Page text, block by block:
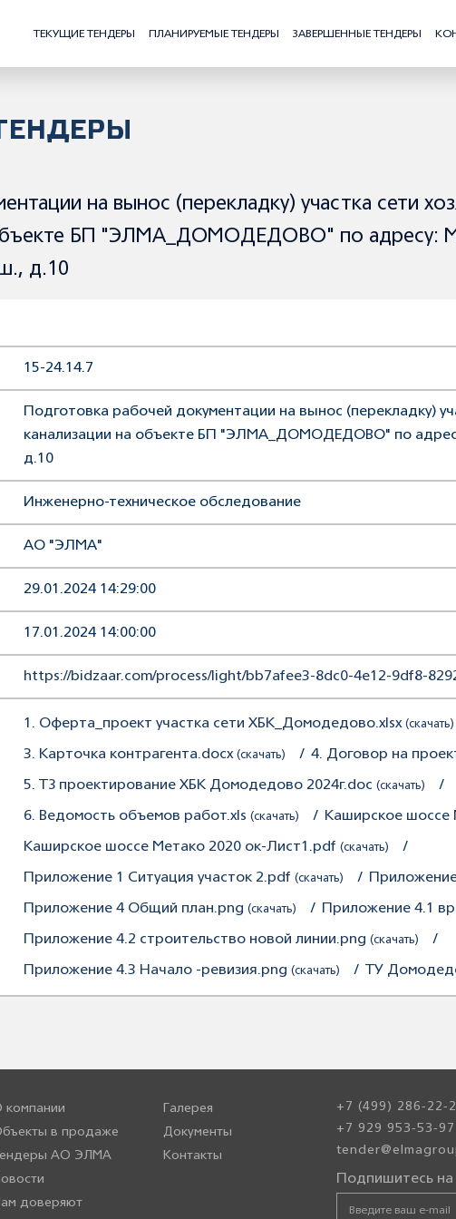
ТЕКУЩИЕ ТЕНДЕРЫ ПЛАНИРУЕМЫЕ ТЕНДЕРЫ ЗАВЕРШЕННЫЕ ТЕНДЕРЫ
на вынос (перекладку) участка сети
объекте БП "ЭЛМА_ДОМОДЕДОВО" по адресу:
д.10
15-24.14.7
Подготовка рабочей документации на вынос (перекладку)
канализации на объекте БП "ЭЛМА_ДОМОДЕДОВО" по
д.10
Инженерно-техническое обследование
АО "ЭЛМА"
29.01.2024 14:29:00
17.01.2024 14:00:00
https://bidzaar.com/process/light/bb7afee3-8dc0-4e12-9df8-
1. Оферта_проект участка сети ХБК_Домодедово.xlsx (скачать)
3. Карточка контрагента.docx (скачать) / 4. Договор на
5. ТЗ проектирование ХБК Домодедово 2024г.doc (скачать) /
6. Ведомость объемов работ.xls (скачать) / Каширское шоссе
Каширское шоссе Метако 2020 ок-Лист1.pdf (скачать) /
Приложение 1 Ситуация участок 2.pdf (скачать) /
Приложение 4 Общий план.png (скачать) / Приложение 4.1
Приложение 4.2 строительство новой линии.png (скачать) /
Приложение 4.3 Начало -ревизия.png (скачать) / ТУ
компании
в продаже
АО ЭЛМА
доверяют
Галерея
Документы
Контакты
+7 (499) 286-22-
+7 929 953-53-97
Подпишитесь